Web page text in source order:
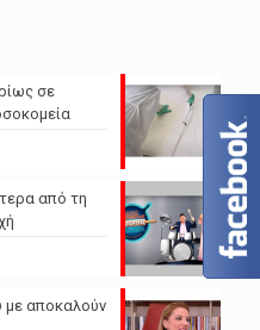
σε
από τη
με αποκαλούν